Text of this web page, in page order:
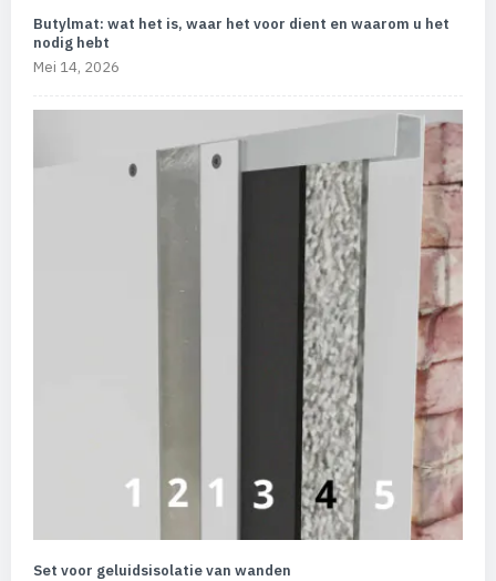
Butylmat: wat het is, waar het voor dient en waarom u het
nodig hebt
Mei 14, 2026
Set voor geluidsisolatie van wanden